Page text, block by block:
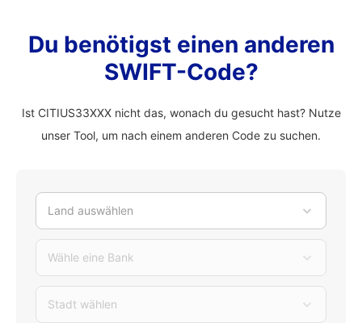
Du benötigst einen anderen
SWIFT-Code?
Ist CITIUS33XXX nicht das, wonach du gesucht hast? Nutze
unser Tool, um nach einem anderen Code zu suchen.
Land auswählen
Wähle eine Bank
Stadt wählen